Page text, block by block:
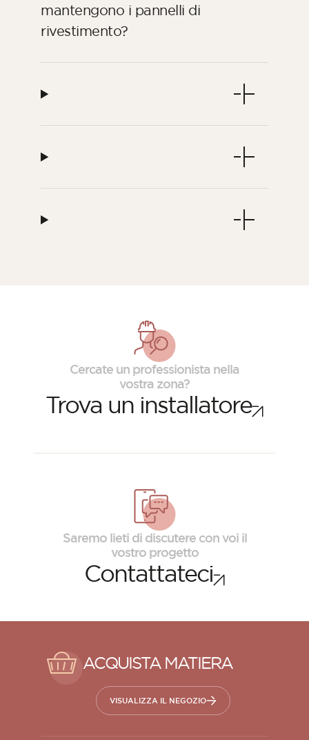
mantengono i pannelli di
rivestimento?
Cercate un professionista nella
vostra zona?
Trova un installatore
Saremo lieti di discutere con voi il
vostro progetto
Contattateci
ACQUISTA MATIERA
VISUALIZZA IL NEGOZIO